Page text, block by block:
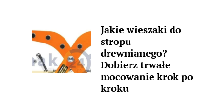
sytuacjami, w których świeżo położona
kostka zaczyna...
Jakie wieszaki do
stropu
drewnianego?
Dobierz trwałe
mocowanie krok po
kroku